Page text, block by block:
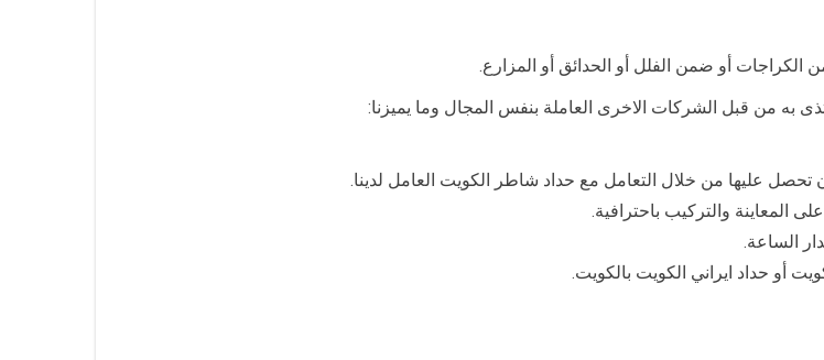
أو ضمن الفلل أو الحدائق أو المزارع.
به من قبل الشركات الاخرى العاملة بنفس المجال وما يميزنا:
عليها من خلال التعامل مع حداد شاطر الكويت العامل لدينا.
والتركيب باحترافية.
الساعة.
أو حداد ايراني الكويت بالكويت.